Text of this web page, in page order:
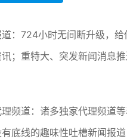
：724小时无间断升级，给
；重特大、突发新闻消息
频道：诸多独家代理频道
底线的趣味性吐槽新闻报